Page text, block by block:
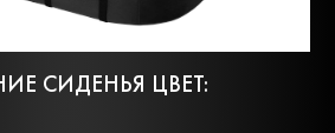
СИДЕНЬЯ ЦВЕТ: